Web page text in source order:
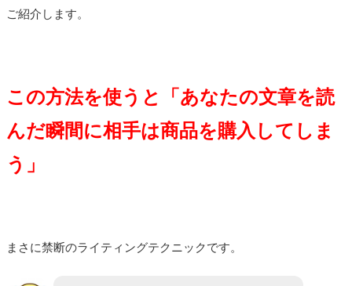
ご紹介します。
この方法を使うと「あなたの文章を読
んだ瞬間に相手は商品を購入してしま
う」
まさに禁断のライティングテクニックです。